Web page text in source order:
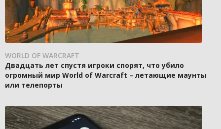
WORLD OF WARCRAFT
Двадцать лет спустя игроки спорят, что убило
огромный мир World of Warcraft – летающие маунты
или телепорты